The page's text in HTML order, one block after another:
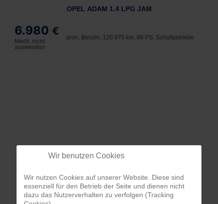
OPEL ADAM 1.4 LPG JAM
6.980 €
MwSt. nicht
ausweisbar
grün, Benzin, 120.975 km, 88 PS, Schaltgetriebe
Wir benutzen Cookies
Wir nutzen Cookies auf unserer Website. Diese sind
essenziell für den Betrieb der Seite und dienen nicht
dazu das Nutzerverhalten zu verfolgen (Tracking